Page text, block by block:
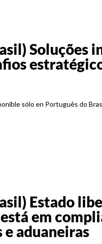
Soluções
sólo en Português do
Estado
em
aduaneiras